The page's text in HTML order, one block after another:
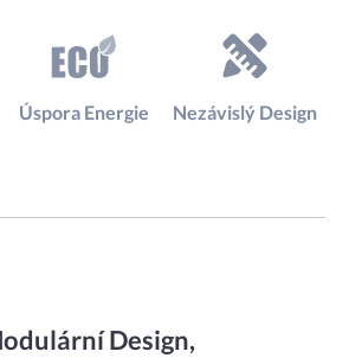
Úspora Energie Nezávislý Design
Design,